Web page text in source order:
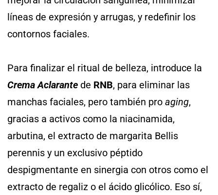
líneas de expresión y arrugas, y redefinir los
contornos faciales.
Para finalizar el ritual de belleza, introduce la
Crema Aclarante de RNB, para eliminar las
manchas faciales, pero también pro aging,
gracias a activos como la niacinamida,
arbutina, el extracto de margarita Bellis
perennis y un exclusivo péptido
despigmentante en sinergia con otros como el
extracto de regaliz o el ácido glicólico. Eso sí,